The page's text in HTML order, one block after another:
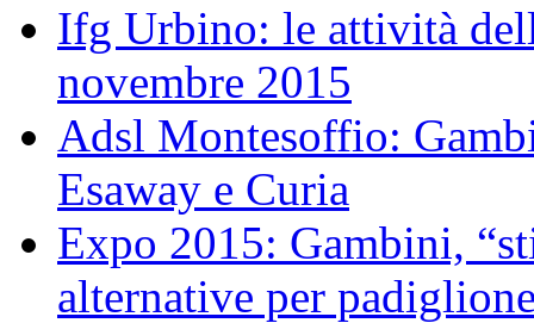
Ifg Urbino: le attività
novembre 2015
Adsl Montesoffio:
Esaway e Curia
Expo 2015: Gambini,
alternative per